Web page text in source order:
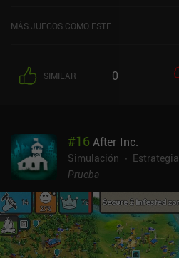
MÁS JUEGOS COMO ESTE
SIMILAR 0
#16After Inc.
Simulación
Estrategia
Prueba